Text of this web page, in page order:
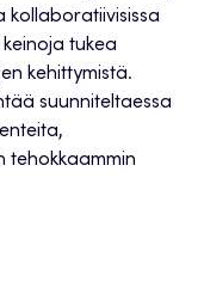
kollaboratiivisissa
tukea
kehittymistä.
suunniteltaessa
tehokkaammin